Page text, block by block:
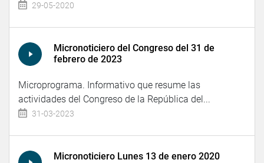
29-05-2020
Micronoticiero del Congreso del 31 de
febrero de 2023
Microprograma. Informativo que resume las
actividades del Congreso de la República del...
31-03-2023
Micronoticiero Lunes 13 de enero 2020